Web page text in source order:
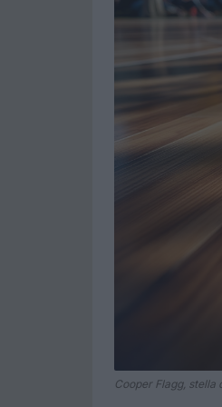
Cooper Flagg, stella